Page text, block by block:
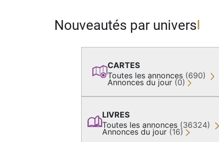
Nouveautés par univers
CARTES
Toutes les annonces (690)
Annonces du jour (0)
LIVRES
Toutes les annonces (36324)
Annonces du jour (16)